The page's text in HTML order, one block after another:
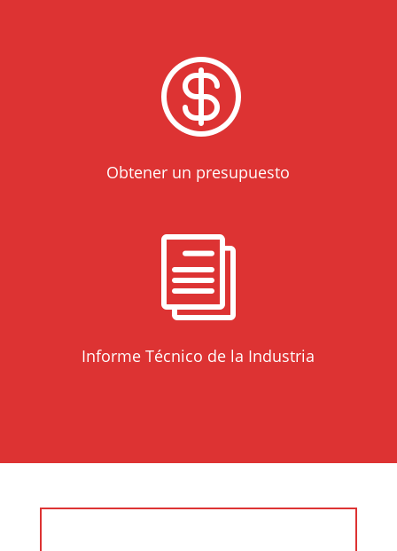

Obtener un presupuesto
i
Informe Técnico de la Industria